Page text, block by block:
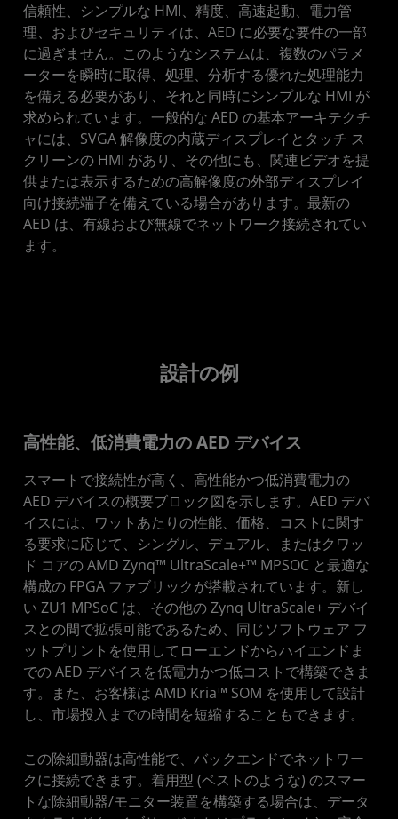
信頼性、シンプルな HMI、精度、高速起動、電力管
理、およびセキュリティは、AED に必要な要件の一部
に過ぎません。このようなシステムは、複数のパラメ
ーターを瞬時に取得、処理、分析する優れた処理能力
を備える必要があり、それと同時にシンプルな HMI が
求められています。一般的な AED の基本アーキテクチ
ャには、SVGA 解像度の内蔵ディスプレイとタッチ ス
クリーンの HMI があり、その他にも、関連ビデオを提
供または表示するための高解像度の外部ディスプレイ
向け接続端子を備えている場合があります。最新の
AED は、有線および無線でネットワーク接続されてい
ます。
設計の例
高性能、低消費電力の AED デバイス
スマートで接続性が高く、高性能かつ低消費電力の
AED デバイスの概要ブロック図を示します。AED デバ
イスには、ワットあたりの性能、価格、コストに関す
る要求に応じて、シングル、デュアル、またはクワッ
ド コアの AMD Zynq™ UltraScale+™ MPSOC と最適な
構成の FPGA ファブリックが搭載されています。新し
い ZU1 MPSoC は、その他の Zynq UltraScale+ デバイ
スとの間で拡張可能であるため、同じソフトウェア フ
ットプリントを使用してローエンドからハイエンドま
での AED デバイスを低電力かつ低コストで構築できま
す。また、お客様は AMD Kria™ SOM を使用して設計
し、市場投入までの時間を短縮することもできます。
この除細動器は高性能で、バックエンドでネットワー
クに接続できます。着用型 (ベストのような) のスマー
トな除細動器/モニター装置を構築する場合は、データ